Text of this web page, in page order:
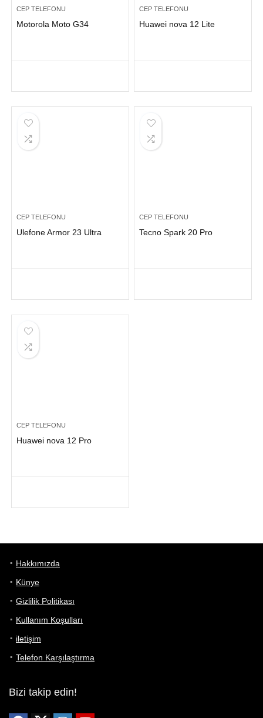
CEP TELEFONU
Motorola Moto G34
CEP TELEFONU
Huawei nova 12 Lite
CEP TELEFONU
Ulefone Armor 23 Ultra
CEP TELEFONU
Tecno Spark 20 Pro
CEP TELEFONU
Huawei nova 12 Pro
Hakkımızda
Künye
Gizlilik Politikası
Kullanım Koşulları
iletişim
Telefon Karşılaştırma
Bizi takip edin!